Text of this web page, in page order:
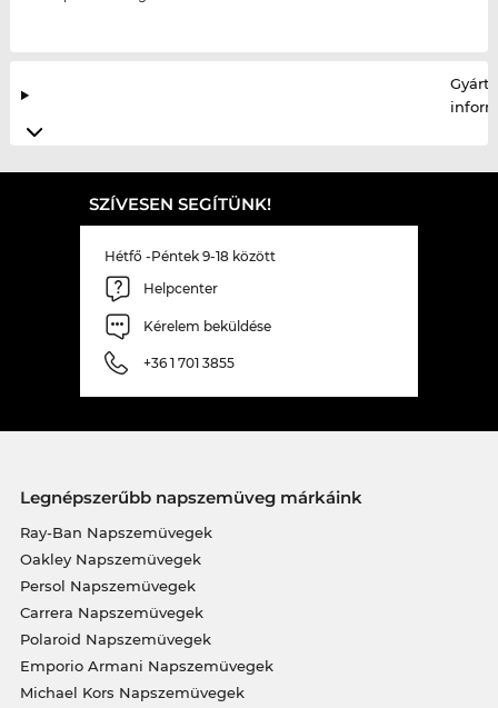
SZÍVESEN SEGÍTÜNK!
Hétfő -Péntek 9-18 között
Helpcenter
Kérelem beküldése
+36 1 701 3855
Legnépszerűbb napszemüveg márkáink
Ray-Ban Napszemüvegek
Oakley Napszemüvegek
Persol Napszemüvegek
Carrera Napszemüvegek
Polaroid Napszemüvegek
Emporio Armani Napszemüvegek
Michael Kors Napszemüvegek